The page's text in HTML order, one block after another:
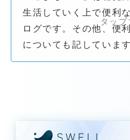
生活していく上で便利
ログです。その他、便
についても記しています